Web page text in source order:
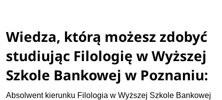
Wiedza, którą możesz zdobyć
studiując Filologię w Wyższej
Szkole Bankowej w Poznaniu:
Absolwent kierunku Filologia w Wyższej Szkole Bankowej